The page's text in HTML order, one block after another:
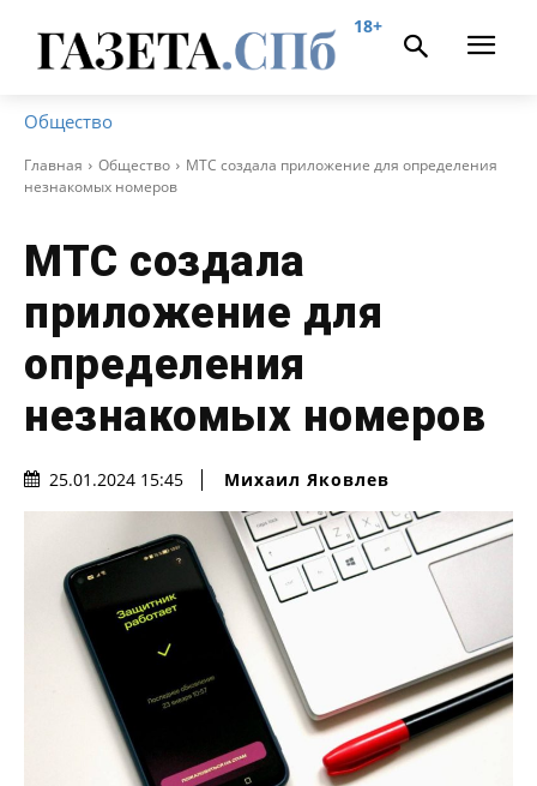
18+
Общество
Главная Общество
МТС создала приложение для определения
незнакомых номеров
МТС создала
приложение для
определения
незнакомых номеров
25.01.2024 15:45 Михаил Яковлев